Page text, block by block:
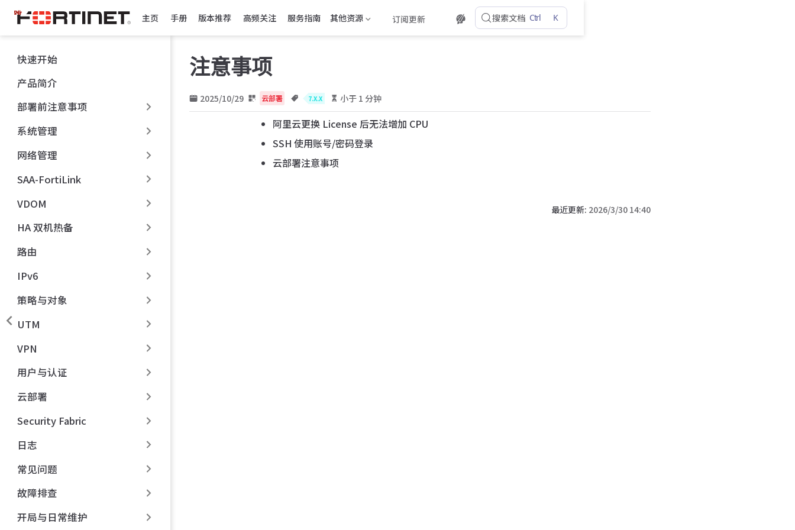
跳
至
主
內
容
主页 手册 版本推荐 高频关注 服务指南 其他资源 订阅更新 搜索文档 Ctrl K
快速开始
产品简介
部署前注意事项
系统管理
网络管理
SAA-FortiLink
VDOM
HA 双机热备
路由
IPv6
策略与对象
UTM
VPN
用户与认证
云部署
Security Fabric
日志
常见问题
故障排查
开局与日常维护
注意事项
2025/10/29 云部署 7.X.X 小于 1 分钟
阿里云更换 License 后无法增加 CPU
SSH 使用账号/密码登录
云部署注意事项
最近更新: 2026/3/30 14:40